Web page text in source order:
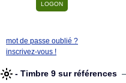
mot de passe oublié ?
inscrivez-vous !
- Timbre 9 sur références